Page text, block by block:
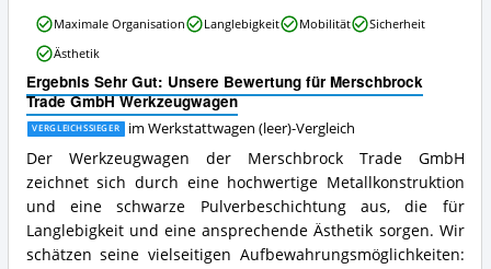
Ergebnis Sehr Gut: Unsere Bewertung für Merschbrock
Trade GmbH Werkzeugwagen
VERGLEICHSSIEGER im Werkstattwagen (leer)-Vergleich
Der Werkzeugwagen der Merschbrock Trade GmbH
zeichnet sich durch eine hochwertige Metallkonstruktion
und eine schwarze Pulverbeschichtung aus, die für
Langlebigkeit und eine ansprechende Ästhetik sorgen. Wir
schätzen seine vielseitigen Aufbewahrungsmöglichkeiten:
Merschbrock
Trade
GmbH
Werkzeugwagen
Vorteile:
Was
spricht
für
diesen
Werkstattwagen
(leer)?
Maximale Organisation Langlebigkeit Mobilität
Sicherheit
Ästhetik